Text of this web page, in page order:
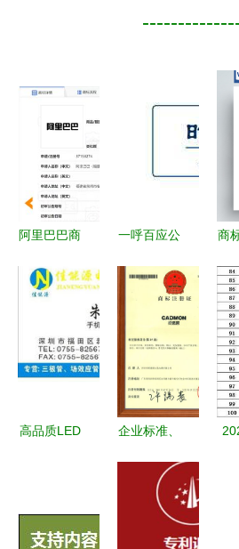
阿里巴巴商
决定书分析
法律策略与
实践
一呼百应公
权代理的新
标杆与行业
实践解析
商
理
高品质LED
级代理，超
低价供应助
企业标准、
食品许可证
与商标代理
的内在联系